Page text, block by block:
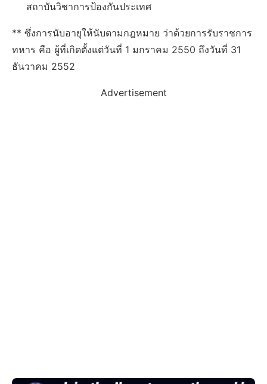
สถาบันวิชาการป้องกันประเทศ
** ซึ่งการนับอายุให้นับตามกฎหมาย ว่าด้วยการรับราชการ
ทหาร คือ ผู้ที่เกิดตั้งแต่วันที่ 1 มกราคม 2550 ถึงวันที่ 31
ธันวาคม 2552
Advertisement